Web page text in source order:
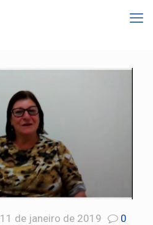
11 de janeiro de 2019 0